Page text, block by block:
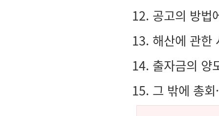
12. 공고의 방법
13. 해산에 관한
14. 출자금의 양
15. 그 밖에 총